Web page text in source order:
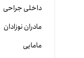
داخلی جراحی
مادران نوزادان
مامایی